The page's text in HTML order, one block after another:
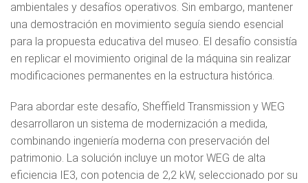
ambientales y desafíos operativos. Sin embargo, mantener
una demostración en movimiento seguía siendo esencial
para la propuesta educativa del museo. El desafío consistía
en replicar el movimiento original de la máquina sin realizar
modificaciones permanentes en la estructura histórica.
Para abordar este desafío, Sheffield Transmission y WEG
desarrollaron un sistema de modernización a medida,
combinando ingeniería moderna con preservación del
patrimonio. La solución incluye un motor WEG de alta
eficiencia IE3, con potencia de 2,2 kW, seleccionado por su